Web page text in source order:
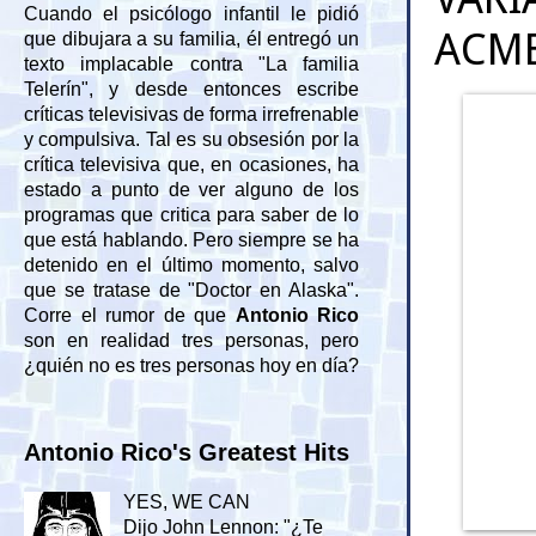
Cuando el psicólogo infantil le pidió
que dibujara a su familia, él entregó un
texto implacable contra "La familia
Telerín", y desde entonces escribe
críticas televisivas de forma irrefrenable
y compulsiva. Tal es su obsesión por la
crítica televisiva que, en ocasiones, ha
estado a punto de ver alguno de los
programas que critica para saber de lo
que está hablando. Pero siempre se ha
detenido en el último momento, salvo
que se tratase de "Doctor en Alaska".
Corre el rumor de que Antonio Rico
son en realidad tres personas, pero
¿quién no es tres personas hoy en día?
Antonio Rico's Greatest Hits
YES, WE CAN
Dijo John Lennon: "¿Te